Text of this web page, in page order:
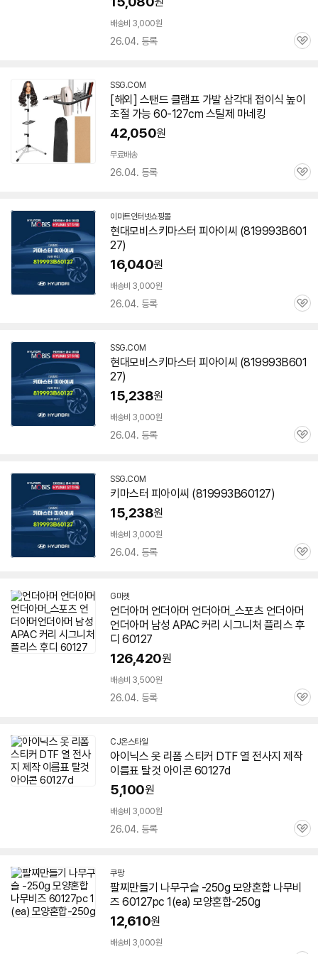
배송비 3,000원
26.04. 등록
관
SSG.COM
[해외] 스탠드 클램프 가발 삼각대 접이식 높이
조절 가능 60-127cm 스틸제 마네킹
42,050원
무료배송
26.04. 등록
관
이마트인터넷쇼핑몰
현대모비스키마스터 피아이씨 (819993B601
27)
16,040원
배송비 3,000원
26.04. 등록
관
SSG.COM
현대모비스키마스터 피아이씨 (819993B601
27)
15,238원
배송비 3,000원
26.04. 등록
관
SSG.COM
키마스터 피아이씨 (819993B60127)
15,238원
배송비 3,000원
26.04. 등록
관
G마켓
언더아머 언더아머 언더아머_스포츠 언더아머
언더아머 남성 APAC 커리 시그니처 플리스 후
디 60127
126,420원
배송비 3,500원
26.04. 등록
관
CJ온스타일
아이닉스 옷 리폼 스티커 DTF 열 전사지 제작
이름표 탈것 아이콘 60127d
5,100원
배송비 3,000원
26.04. 등록
관
쿠팡
팔찌만들기 나무구슬 -250g 모양혼합 나무비
즈 60127pc 1(ea) 모양혼합-250g
12,610원
배송비 3,000원